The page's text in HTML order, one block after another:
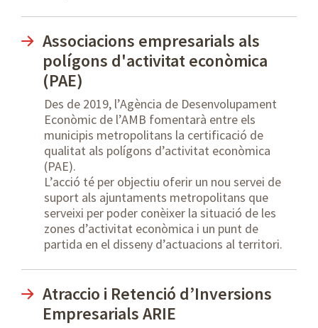
Associacions empresarials als
polígons d'activitat econòmica
(PAE)
Des de 2019, l’Agència de Desenvolupament
Econòmic de l’AMB fomentarà entre els
municipis metropolitans la certificació de
qualitat als polígons d’activitat econòmica
(PAE).
L’acció té per objectiu oferir un nou servei de
suport als ajuntaments metropolitans que
serveixi per poder conèixer la situació de les
zones d’activitat econòmica i un punt de
partida en el disseny d’actuacions al territori.
Atraccio i Retenció d’Inversions
Empresarials ARIE